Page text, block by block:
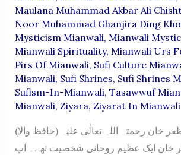
Maulana Muhammad Akbar Ali
Noor Muhammad Ghanjira Ding
Mysticism Mianwali, Mianwali
Mianwali Spirituality, Mianwali Urs
Pirs Of Mianwali, Sufi Culture
Mianwali, Sufi Shrines, Sufi Shrines
Sufism-In-Mianwali, Tasawwuf
Mianwali, Ziyara, Ziyarat In Mianwali
خان رحمتہ اللہ تعالٰی علیہ (حافظ والا)
خان ایک عظیم روحانی شخصیت تھے۔ آپ